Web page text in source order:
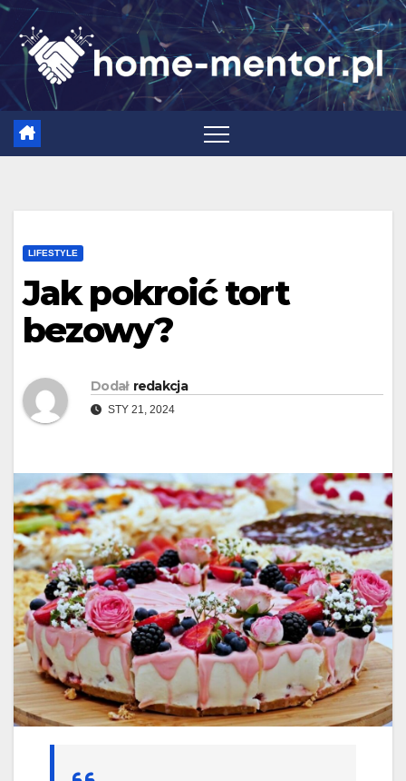
Skip
content
LIFESTYLE
Jak pokroić tort
bezowy?
Dodał redakcja
STY 21, 2024